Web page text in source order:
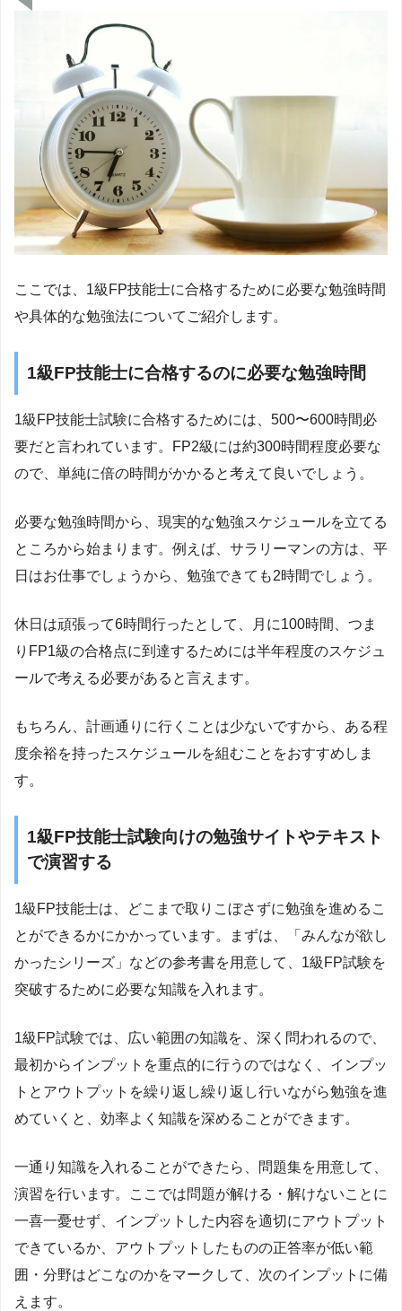
ここでは、1級FP技能士に合格するために必要な勉強時間
や具体的な勉強法についてご紹介します。
1級FP技能士に合格するのに必要な勉強時間
1級FP技能士試験に合格するためには、500〜600時間必
要だと言われています。FP2級には約300時間程度必要な
ので、単純に倍の時間がかかると考えて良いでしょう。
必要な勉強時間から、現実的な勉強スケジュールを立てる
ところから始まります。例えば、サラリーマンの方は、平
日はお仕事でしょうから、勉強できても2時間でしょう。
休日は頑張って6時間行ったとして、月に100時間、つま
りFP1級の合格点に到達するためには半年程度のスケジュ
ールで考える必要があると言えます。
もちろん、計画通りに行くことは少ないですから、ある程
度余裕を持ったスケジュールを組むことをおすすめしま
す。
1級FP技能士試験向けの勉強サイトやテキスト
で演習する
1級FP技能士は、どこまで取りこぼさずに勉強を進めるこ
とができるかにかかっています。まずは、「みんなが欲し
かったシリーズ」などの参考書を用意して、1級FP試験を
突破するために必要な知識を入れます。
1級FP試験では、広い範囲の知識を、深く問われるので、
最初からインプットを重点的に行うのではなく、インプッ
トとアウトプットを繰り返し繰り返し行いながら勉強を進
めていくと、効率よく知識を深めることができます。
一通り知識を入れることができたら、問題集を用意して、
演習を行います。ここでは問題が解ける・解けないことに
一喜一憂せず、インプットした内容を適切にアウトプット
できているか、アウトプットしたものの正答率が低い範
囲・分野はどこなのかをマークして、次のインプットに備
えます。